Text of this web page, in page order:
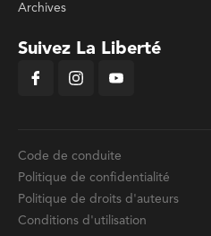
Archives
Suivez La Liberté
Code de conduite
Politique de confidentialité
Politique de droits d'auteurs
Conditions d'utilisation